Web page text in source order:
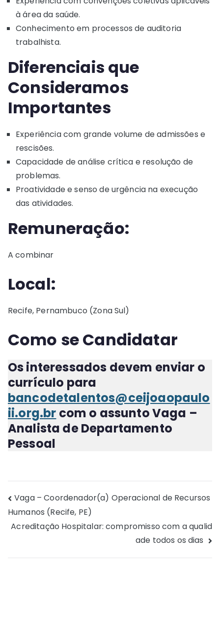
à área da saúde.
Conhecimento em processos de auditoria
trabalhista.
Diferenciais que
Consideramos
Importantes
Experiência com grande volume de admissões e
rescisões.
Capacidade de análise crítica e resolução de
problemas.
Proatividade e senso de urgência na execução
das atividades.
Remuneração:
A combinar
Local:
Recife, Pernambuco (Zona Sul)
Como se Candidatar
Os interessados devem enviar o
currículo para
bancodetalentos@ceijoaopaulo
ii.org.br com o assuntoVaga –
Analista de Departamento
Pessoal
Navegação
de
Vaga – Coordenador(a) Operacional de Recursos
Humanos (Recife, PE)
Acreditação Hospitalar: compromisso com a qualid
ade todos os dias